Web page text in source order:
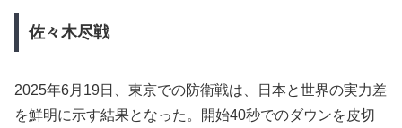
佐々木尽戦
2025年6月19日、東京での防衛戦は、日本と世界の実力差
を鮮明に示す結果となった。開始40秒でのダウンを皮切